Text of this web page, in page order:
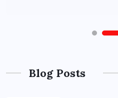
Blog Posts